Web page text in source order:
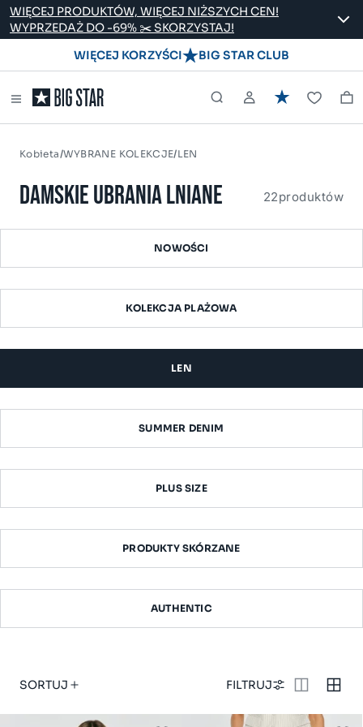
WIĘCEJ PRODUKTÓW, WIĘCEJ NIŻSZYCH CEN!
WYPRZEDAŻ DO -69% ✂️ SKORZYSTAJ!
WIĘCEJ KORZYŚCI
BIG STAR CLUB
Kobieta/WYBRANE KOLEKCJE/LEN
DAMSKIE UBRANIA LNIANE 22produktów
NOWOŚCI
KOLEKCJA PLAŻOWA
LEN
SUMMER DENIM
PLUS SIZE
PRODUKTY SKÓRZANE
AUTHENTIC
FILTRUJ
SORTUJ